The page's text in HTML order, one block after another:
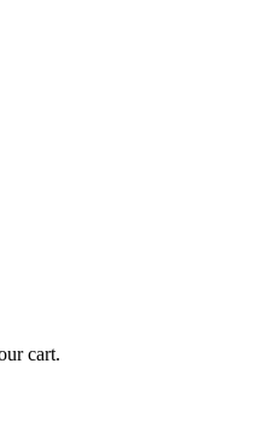
cart.